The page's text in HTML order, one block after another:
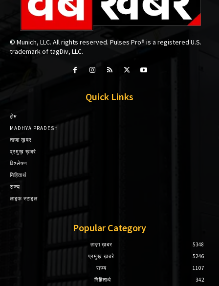
© Munich, LLC. All rights reserved. Pulses Pro® is a registered U.S.
trademark of tagDiv, LLC.
Quick Links
होम
MADHYA PRADESH
ताज़ा ख़बर
प्रमुख़ ख़बरे
विश्लेषण
निहितार्थ
राज्य
लाइफ स्टाइल
Popular Category
ताज़ा ख़बर
5348
प्रमुख़ ख़बरे
5246
राज्य
1107
निहितार्थ
342